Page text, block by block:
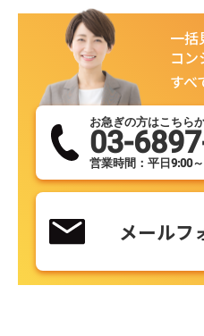
一括
コン
すべ
お急ぎの方はこちら
03-
営業時間：平日9:00
メールフ